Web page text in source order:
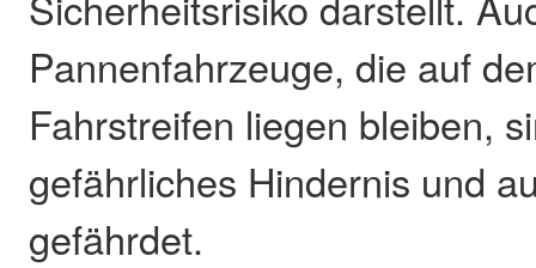
Pannenfahrzeuge, die auf
Fahrstreifen liegen bleiben,
gefährliches Hindernis und
gefährdet.